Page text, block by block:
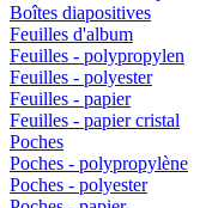
Boîtes diapositives
Feuilles d'album
Feuilles - polypropylen
Feuilles - polyester
Feuilles - papier
Feuilles - papier cristal
Poches
Poches - polypropylène
Poches - polyester